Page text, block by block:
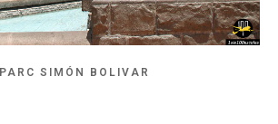
PARC SIMÓN BOLIVAR